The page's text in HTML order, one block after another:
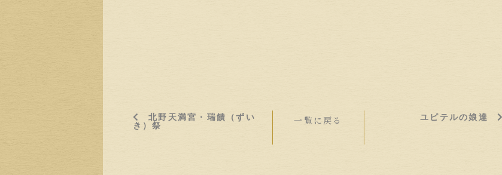
北野天満宮・瑞饋（ずい
き）祭
一覧に戻る ユピテルの娘達